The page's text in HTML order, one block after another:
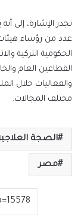
تجدر الإشارة، إلى
عدد من رؤساء
الحكومية التركية
القطاعين العام
والفعاليات خلال
مختلف المجالات.
الصجة
مصر